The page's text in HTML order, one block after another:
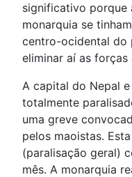
significativo porque
monarquia se
centro-ocidental do
eliminar aí as forças
A capital do Nepal
totalmente
uma greve
pelos maoistas.
(paralisação geral)
mês. A monarquia